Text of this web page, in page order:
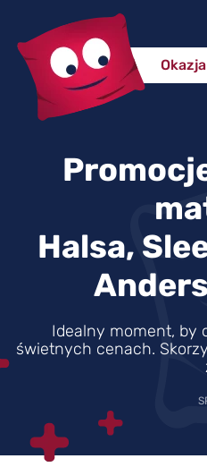
Halsa,
Idealny moment, by
świetnych cenach.